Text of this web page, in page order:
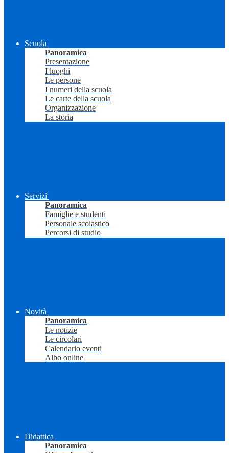
Scuola
Panoramica
Presentazione
I luoghi
Le persone
I numeri della scuola
Le carte della scuola
Organizzazione
La storia
Servizi
Panoramica
Famiglie e studenti
Personale scolastico
Percorsi di studio
Novità
Panoramica
Le notizie
Le circolari
Calendario eventi
Albo online
Didattica
Panoramica